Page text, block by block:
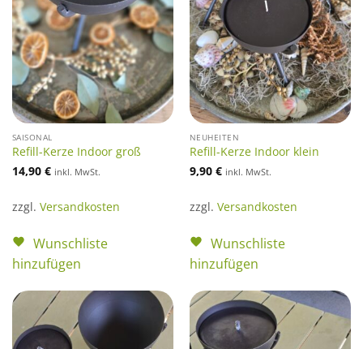
SAISONAL
Refill-Kerze Indoor groß
14,90 € inkl. MwSt.
zzgl. Versandkosten
Wunschliste
hinzufügen
NEUHEITEN
Refill-Kerze Indoor klein
9,90 € inkl. MwSt.
zzgl. Versandkosten
Wunschliste
hinzufügen